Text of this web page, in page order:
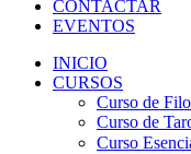
CONTACTAR
EVENTOS
INICIO
CURSOS
Curso de
Curso de
Curso